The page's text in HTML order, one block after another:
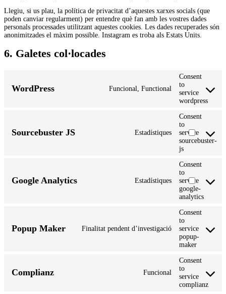
Llegiu, si us plau, la política de privacitat d’aquestes xarxes socials (que
poden canviar regularment) per entendre què fan amb les vostres dades
personals processades utilitzant aquestes cookies. Les dades recuperades són
anonimitzades el màxim possible. Instagram es troba als Estats Units.
6. Galetes col·locades
WordPress Funcional, Functional
Consent
to
service
wordpress
Sourcebuster JS Estadístiques
Consent
to
service
sourcebuster-
js
Google Analytics Estadístiques
Consent
to
service
google-
analytics
Popup Maker Finalitat pendent d’investigació
Consent
to
service
popup-
maker
Complianz Funcional
Consent
to
service
complianz